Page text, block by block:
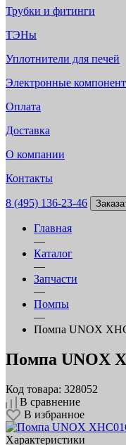
Трубки и фитинги
ТЭНы
Уплотнители для печей
Электронные
Оплата
Доставка
О компании
Контакты
8 (495) 136-23-46
Главная
—
Каталог
—
Запчасти
—
Помпы
—
Помпа UNOX
Помпа UNOX
Код товара: 328052
В сравнение
В избранное
Характеристики